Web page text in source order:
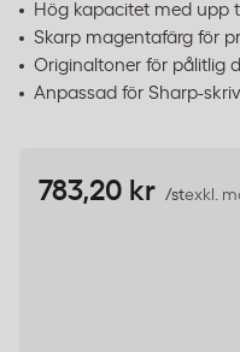
Hög kapacitet med upp
Skarp magentafärg för
Originaltoner för pålitlig
Anpassad för Sharp-
783,20 kr /stexkl.